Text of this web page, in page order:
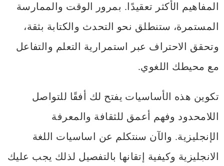
المفاهيم الأكثر تعقيدًا. بمرور الوقت والممارسة
المستمرة، ستنطلق نحو التحدث والكتابة بثقة،
وتحقق الاحتراف عبر استمرارية التعلم والتفاعل
مع محيطك اللغوي.
تكوين هذه الأساسيات يفتح لك أفقًا للتواصل
اللامحدود وفهم أعمق للثقافة والمعرفة
الإنجليزية. والآن سنتكلم عن اساسيات اللغة
الانجليزية وكيفية إتقانها بالتفصيل لذلك يجب عليك